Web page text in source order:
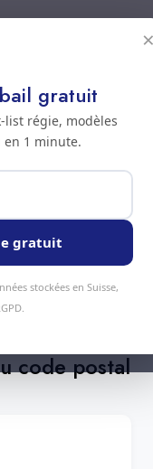
-
Clean intervient dans
de 90 prestations
24h.
78 319 32 82
code postal
gratuit
list régie, modèles
en 1 minute.
gratuit
stockées en Suisse,